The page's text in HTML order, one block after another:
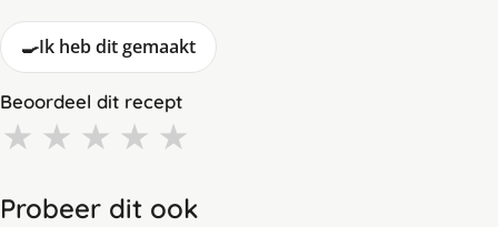
🍳Ik heb dit gemaakt
Beoordeel dit recept
★ ★ ★ ★ ★
Probeer dit ook